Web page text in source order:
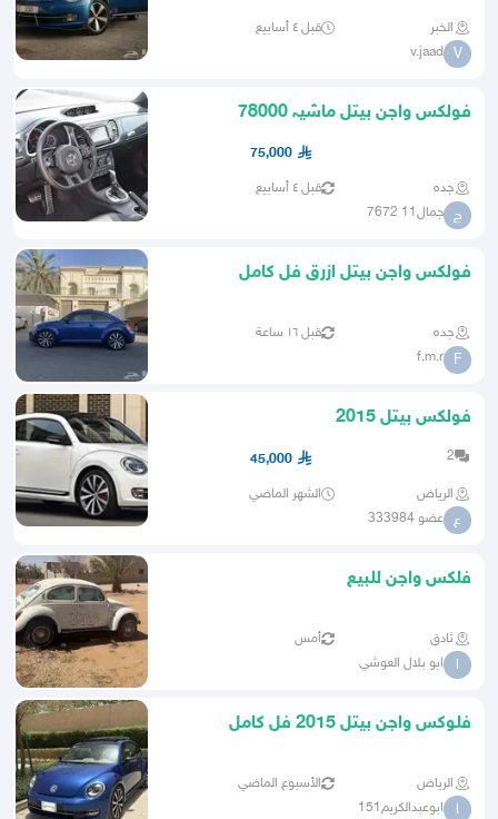
الخبر قبل ٤ أسابيع
V
v.jaad
فولکس واجن بيتل ماشيہ 78000
75,000
جده قبل ٤ أسابيع
ج جمال11 7672
فولكس واجن بيتل ازرق فل كامل
جده قبل ١٦ ساعة
F
f.m.r
فولكس بيتل 2015
2
45,000
الرياض الشهر الماضي
ع عضو 333984
فلكس واجن للبيع
ثادق أمس
ا ابو بلال العوشي
فلوكس واجن بيتل 2015 فل كامل
الرياض الأسبوع الماضي
ا ابوعبدالكريم151